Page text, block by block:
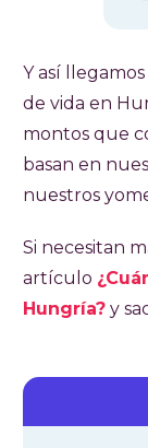
Y así
de vida en
montos que
basan en
nuestros
Si necesitan
artículo
Hungría? y